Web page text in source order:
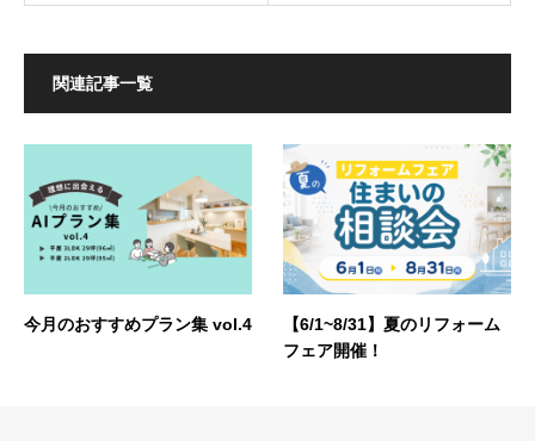
関連記事一覧
今月のおすすめプラン集 vol.4
【6/1~8/31】夏のリフォーム
フェア開催！